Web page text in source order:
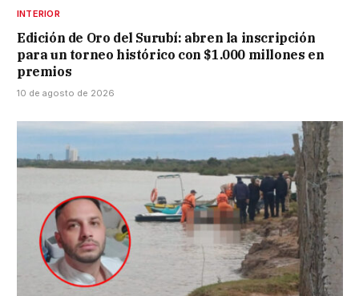
INTERIOR
Edición de Oro del Surubí: abren la inscripción
para un torneo histórico con $1.000 millones en
premios
10 de agosto de 2026